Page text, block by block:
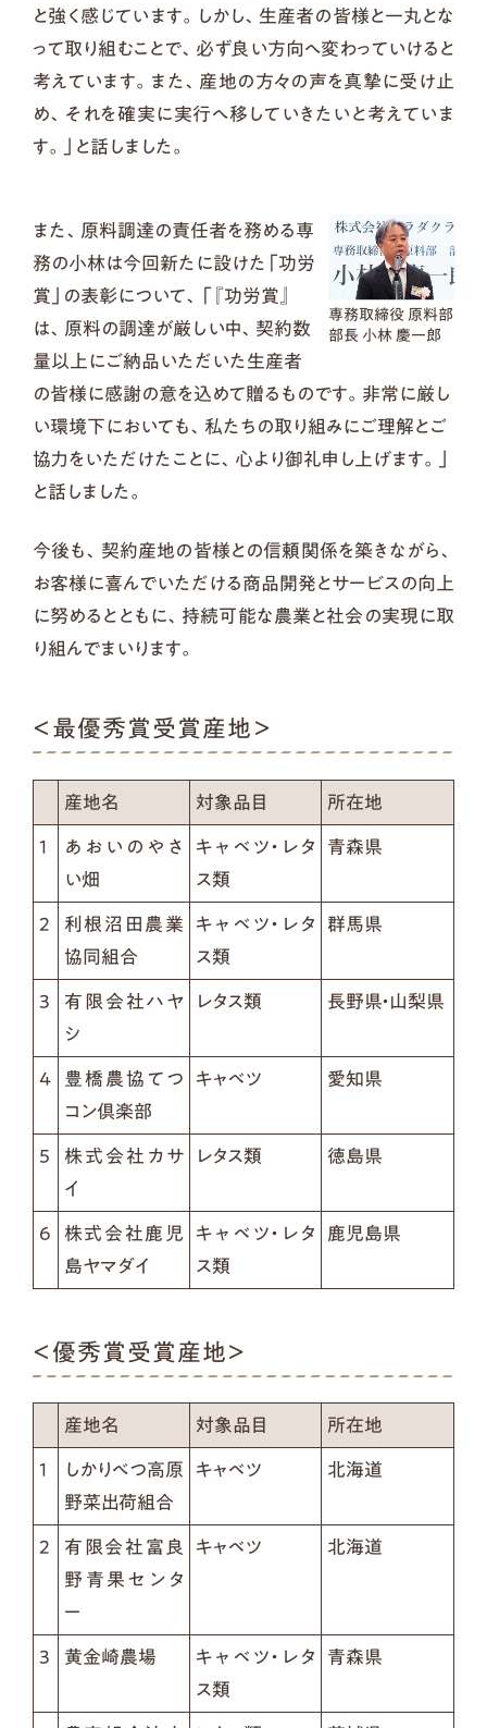
と強く感じています。しかし、生産者の皆様と一丸とな
って取り組むことで、必ず良い方向へ変わっていけると
考えています。また、産地の方々の声を真摯に受け止
め、それを確実に実行へ移していきたいと考えていま
す。」と話しました。
専務取締役 原料部
部長 小林 慶一郎
また、原料調達の責任者を務める専
務の小林は今回新たに設けた「功労
賞」の表彰について、「『功労賞』
は、原料の調達が厳しい中、契約数
量以上にご納品いただいた生産者
の皆様に感謝の意を込めて贈るものです。非常に厳し
い環境下においても、私たちの取り組みにご理解とご
協力をいただけたことに、心より御礼申し上げます。」
と話しました。
今後も、契約産地の皆様との信頼関係を築きながら、
お客様に喜んでいただける商品開発とサービスの向上
に努めるとともに、持続可能な農業と社会の実現に取
り組んでまいります。
＜最優秀賞受賞産地＞
産地名 対象品目 所在地
1
あおいのやさ
い畑
キャベツ・レタ
ス類
青森県
2
利根沼田農業
協同組合
キャベツ・レタ
ス類
群馬県
3
有限会社ハヤ
シ
レタス類 長野県・山梨県
4
豊橋農協てつ
コン倶楽部
キャベツ 愛知県
5
株式会社カサ
イ
レタス類 徳島県
6
株式会社鹿児
島ヤマダイ
キャベツ・レタ
ス類
鹿児島県
＜優秀賞受賞産地＞
産地名 対象品目 所在地
1
しかりべつ高原
野菜出荷組合
キャベツ 北海道
2
有限会社富良
野青果センタ
ー
キャベツ 北海道
3 黄金崎農場
キャベツ・レタ
ス類
青森県